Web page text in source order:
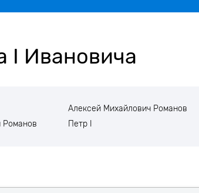
I Ивановича
Романов
Алексей Михайлович Романов
Петр I